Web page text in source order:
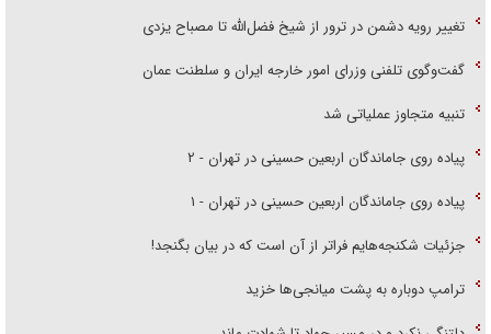
تغییر رویه دشمن در ترور از شیخ فضل‌الله تا مصباح یزدی
گفت‌وگوی تلفنی وزرای امور خارجه ایران و سلطنت عمان
تنبیه متجاوز عملیاتی شد
پیاده روی جاماندگان اربعین حسینی در تهران - ۲
پیاده روی جاماندگان اربعین حسینی در تهران - ۱
جزئیات شکنجه‌هایم فراتر از آن است که در بیان بگنجد!
ترامپ دوباره به پشت میانجی‌ها خزید